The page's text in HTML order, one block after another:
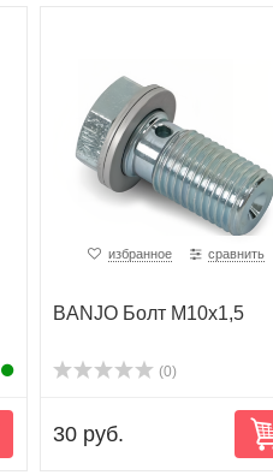
избранное сравнить
BANJO Болт M10x1,5
(0)
30 руб.